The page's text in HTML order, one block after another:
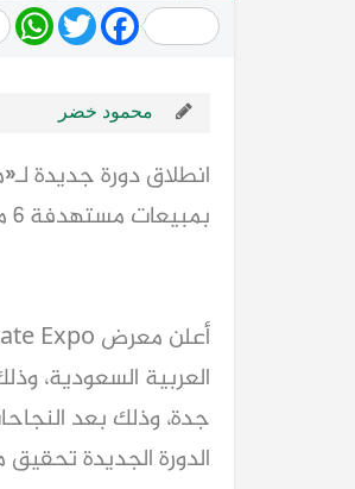
WhatsApp
TwitterFacebook
محمود خضر
بمبيعات مستهدفة 6 مليارات جنيه
الدورة الجديدة تحقيق